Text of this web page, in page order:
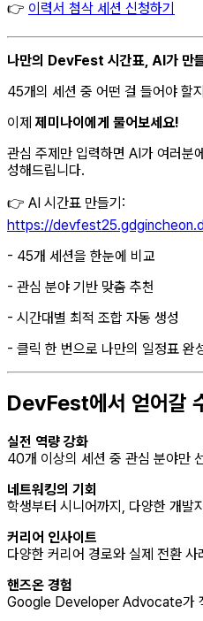
👉 이력서 첨삭 세션 신청하기
나만의 DevFest 시간표, AI가 만
45개의 세션 중 어떤 걸 들어야 할
이제제미나이에게 물어보세요!
관심 주제만 입력하면 AI가 여러분
성해드립니다.
👉 AI 시간표 만들기:
https://
- 45개 세션을 한눈에 비교
- 관심 분야 기반 맞춤 추천
- 시간대별 최적 조합 자동 생성
- 클릭 한 번으로 나만의 일정표 완
DevFest에서 얻어갈
실전 역량 강화
40개 이상의 세션 중 관심 분야만
네트워킹의 기회
학생부터 시니어까지, 다양한 개발
커리어 인사이트
다양한 커리어 경로와 실제 전환 사
핸즈온 경험
Google Developer Advocate가